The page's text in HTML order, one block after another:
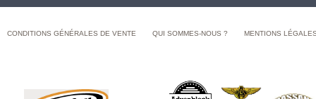
CONDITIONS GÉNÉRALES DE VENTE QUI SOMMES-NOUS ? MENTIONS